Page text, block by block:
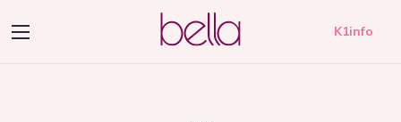
K1info